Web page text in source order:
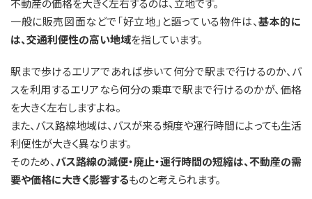
不動産の価格を大きく左右するのは、立地です。
一般に販売図面などで「好立地」と謳っている物件は、基本的に
は、交通利便性の高い地域を指しています。
駅まで歩けるエリアであれば歩いて何分で駅まで行けるのか、バ
スを利用するエリアなら何分の乗車で駅まで行けるのかが、価格
を大きく左右しますよね。
また、バス路線地域は、バスが来る頻度や運行時間によっても生活
利便性が大きく異なります。
そのため、 バス路線の減便・廃止・運行時間の短縮は、不動産の需
要や価格に大きく影響するものと考えられます。